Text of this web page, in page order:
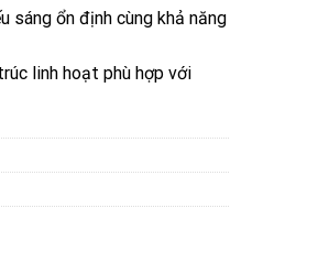
sáng ổn định cùng khả năng
linh hoạt phù hợp với